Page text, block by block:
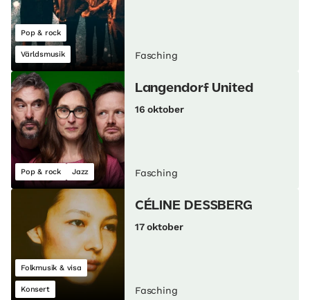
Pop & rock
Världsmusik Fasching
Pop & rock Jazz
Langendorf United
16 oktober
Fasching
Folkmusik & visa
Konsert
CÉLINE DESSBERG
17 oktober
Fasching